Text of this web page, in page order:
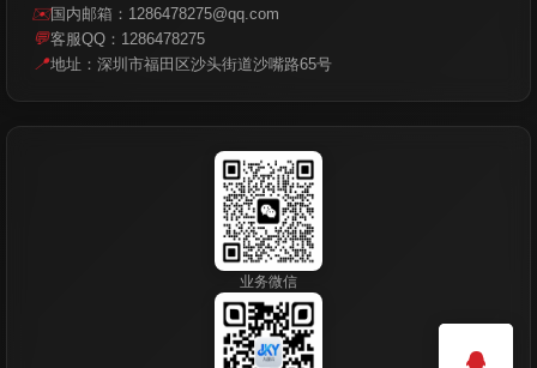
✉️国内邮箱：1286478275@qq.com
💬客服QQ：1286478275
📍地址：深圳市福田区沙头街道沙嘴路65号
业务微信